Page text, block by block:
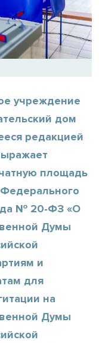
учреждение
дом
редакцией
площадь
Федерального
№ 20-ФЗ «О
Думы
и
для
на
Думы